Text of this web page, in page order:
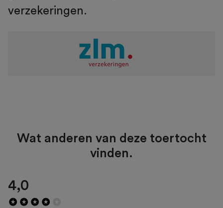
verzekeringen.
Wat anderen van deze toertocht
vinden.
4,0